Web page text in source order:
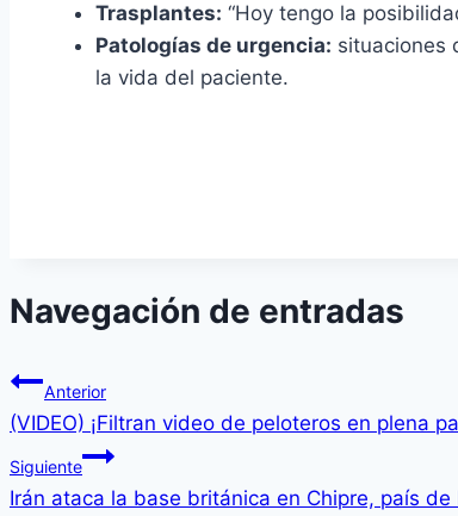
Trasplantes: “Hoy tengo la
Patologías de urgencia: situaciones
la vida del paciente.
Navegación de entradas
Anterior
(VIDEO) ¡Filtran video de peloteros en plena
Siguiente
Irán ataca la base británica en Chipre, país